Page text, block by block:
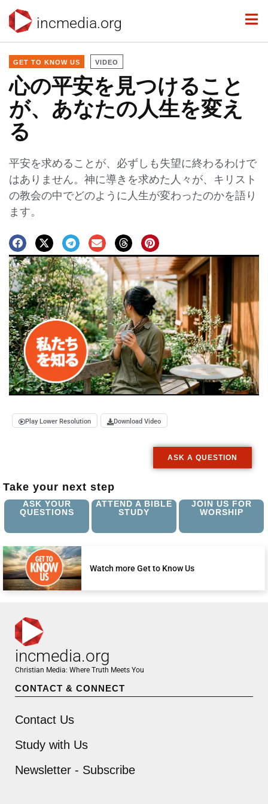
incmedia.org
GET TO KNOW US VIDEO
心の平安を見つけること
が、あなたの人生を変え
る
平安を求めることが、必ずしも失望に終わるわけで
はありません。神に導きを求めた人々が、キリスト
の教会の中でどのように人生が変わったのかを語り
ます。
Play Lower Resolution Download Video
ASK A QUESTION
Take your next step
ASK YOUR
QUESTIONS
ATTEND A BIBLE
STUDY
JOIN US FOR
WORSHIP
Watch more Get to Know Us
incmedia.org
Christian Media: Where Truth Meets You
CONTACT & CONNECT
Contact Us
Study with Us
Newsletter - Subscribe